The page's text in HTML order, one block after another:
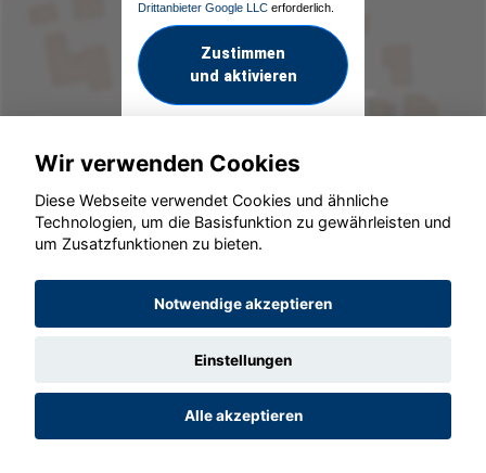
Drittanbieter Google LLC erforderlich.
Zustimmen
und aktivieren
© konjunkturmotor.de GmbH 2020 - 2026
Wir verwenden Cookies
Diese Webseite verwendet Cookies und ähnliche
Technologien, um die Basisfunktion zu gewährleisten und
um Zusatzfunktionen zu bieten.
Notwendige akzeptieren
Einstellungen
Alle akzeptieren